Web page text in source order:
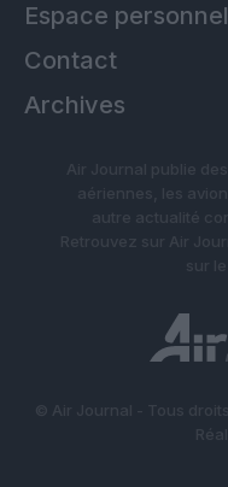
Espace personnel
Contact
Archives